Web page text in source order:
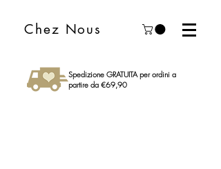
Chez Nous
Spedizione GRATUITA per ordini a
partire da €69,90